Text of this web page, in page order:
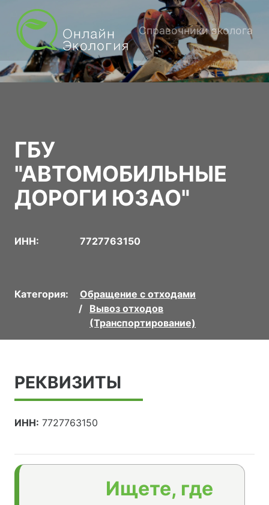
Справочники эколога
ГБУ
"АВТОМОБИЛЬНЫЕ
ДОРОГИ ЮЗАО"
ИНН: 7727763150
Категория:
Обращение с отходами
Вывоз отходов
(Транспортирование)
РЕКВИЗИТЫ
ИНН: 7727763150
Ищете, где